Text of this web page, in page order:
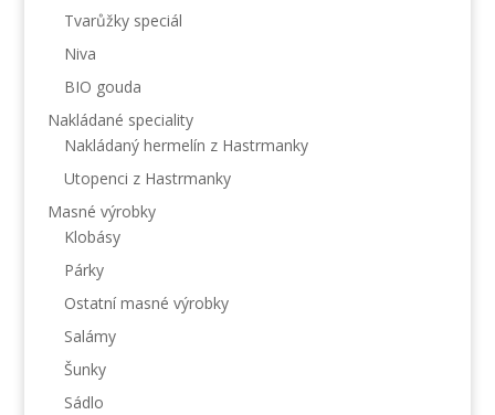
Tvarůžky speciál
Niva
BIO gouda
Nakládané speciality
Nakládaný hermelín z Hastrmanky
Utopenci z Hastrmanky
Masné výrobky
Klobásy
Párky
Ostatní masné výrobky
Salámy
Šunky
Sádlo